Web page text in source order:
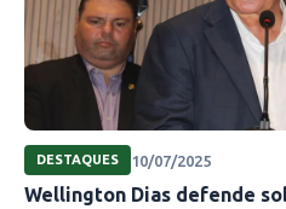
DESTAQUES 10/07/2025
Wellington Dias defende